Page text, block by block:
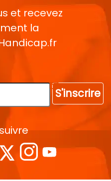
et recevez
la
S'inscrire